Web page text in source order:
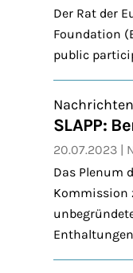
Der Rat der
Foundation
public
SLAPP:
20.07.2023
Das Plenum
Kommission